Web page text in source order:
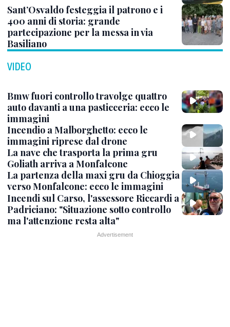
Sant’Osvaldo festeggia il patrono e i
400 anni di storia: grande
partecipazione per la messa in via
Basiliano
VIDEO
Bmw fuori controllo travolge quattro
auto davanti a una pasticceria: ecco le
immagini
Incendio a Malborghetto: ecco le
immagini riprese dal drone
La nave che trasporta la prima gru
Goliath arriva a Monfalcone
La partenza della maxi gru da Chioggia
verso Monfalcone: ecco le immagini
Incendi sul Carso, l'assessore Riccardi a
Padriciano: "Situazione sotto controllo
ma l'attenzione resta alta"